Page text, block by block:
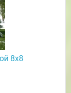
8х8